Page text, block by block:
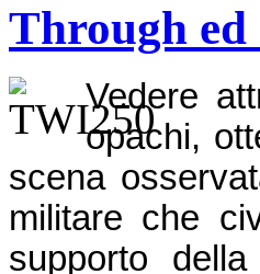
Through
Vedere
opachi,
scena
militare che
supporto